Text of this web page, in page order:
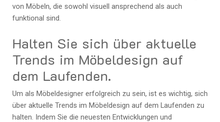
von Möbeln, die sowohl visuell ansprechend als auch
funktional sind.
Halten Sie sich über aktuelle
Trends im Möbeldesign auf
dem Laufenden.
Um als Möbeldesigner erfolgreich zu sein, ist es wichtig, sich
über aktuelle Trends im Möbeldesign auf dem Laufenden zu
halten. Indem Sie die neuesten Entwicklungen und